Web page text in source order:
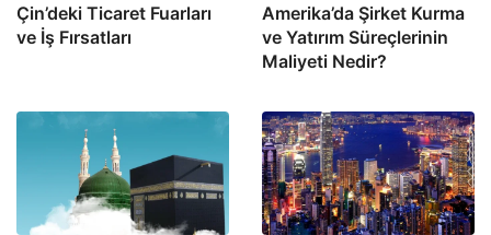
Çin’deki Ticaret Fuarları
ve İş Fırsatları
Amerika’da Şirket Kurma
ve Yatırım Süreçlerinin
Maliyeti Nedir?